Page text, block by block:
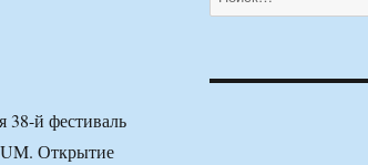
38-й фестиваль
Открытие